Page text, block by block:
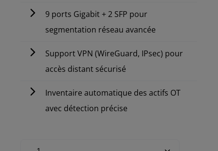
9 ports Gigabit + 2 SFP pour
segmentation réseau avancée
Support VPN (WireGuard, IPsec) pour
accès distant sécurisé
Inventaire automatique des actifs OT
avec détection précise